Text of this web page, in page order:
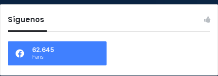
Síguenos
62.645
Fans